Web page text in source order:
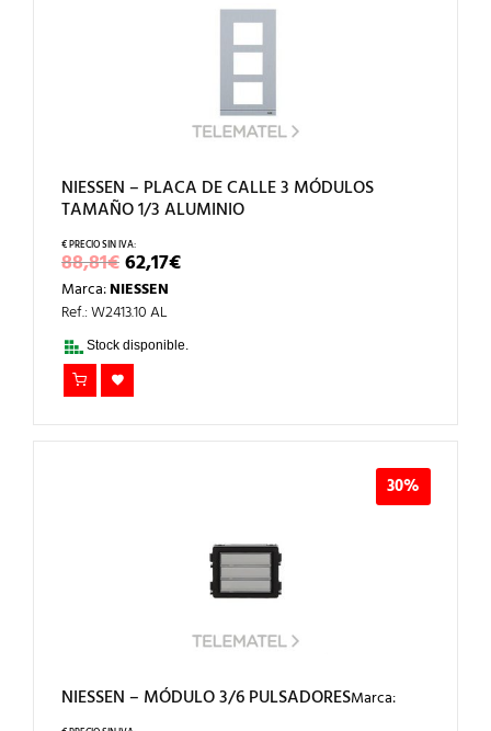
NIESSEN – PLACA DE CALLE 3 MÓDULOS
TAMAÑO 1/3 ALUMINIO
88,81€EL
PRECIO
ORIGINAL
ERA:
88,81€.
62,17€EL
PRECIO
Marca:NIESSEN
Ref.: W2413.10 AL
Stock disponible.
30%
NIESSEN – MÓDULO 3/6 PULSADORESMarca: